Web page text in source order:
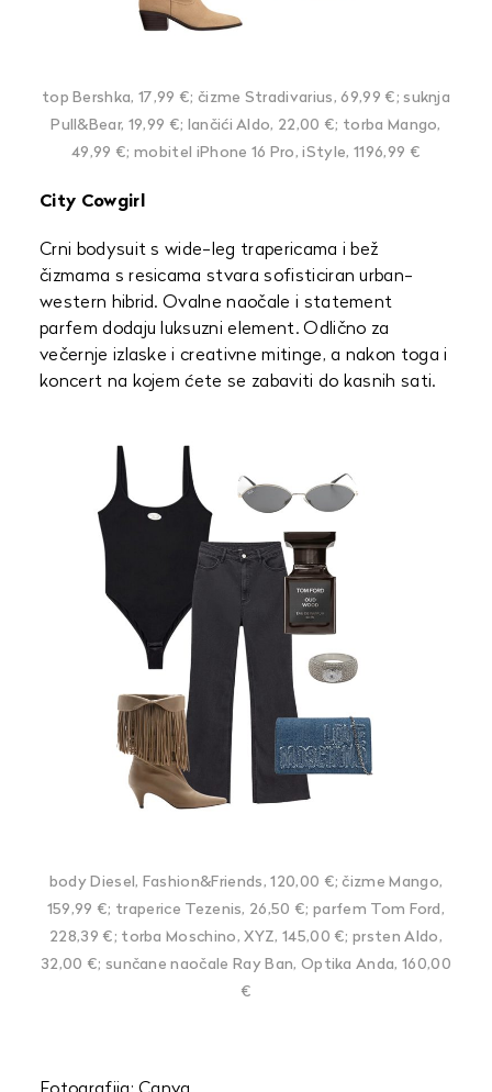
top Bershka, 17,99 €; čizme Stradivarius, 69,99 €; suknja
Pull&Bear, 19,99 €; lančići Aldo, 22,00 €; torba Mango,
49,99 €; mobitel iPhone 16 Pro, iStyle, 1196,99 €
City Cowgirl
Crni bodysuit s wide-leg trapericama i bež
čizmama s resicama stvara sofisticiran urban-
western hibrid. Ovalne naočale i statement
parfem dodaju luksuzni element. Odlično za
večernje izlaske i creativne mitinge, a nakon toga i
koncert na kojem ćete se zabaviti do kasnih sati.
body Diesel, Fashion&Friends, 120,00 €; čizme Mango,
159,99 €; traperice Tezenis, 26,50 €; parfem Tom Ford,
228,39 €; torba Moschino, XYZ, 145,00 €; prsten Aldo,
32,00 €; sunčane naočale Ray Ban, Optika Anda, 160,00
€